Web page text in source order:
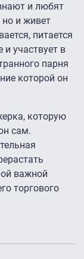
и любят
но и живет
питается
и участвует в
парня
которой он
которую
сам.
важной
торгового